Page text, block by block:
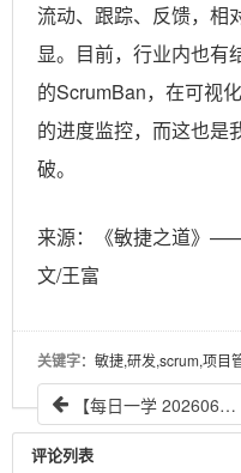
流动、跟踪、反馈，相
显。目前，行业内也有
的ScrumBan，在可视
的进度监控，而这也是
破。
来源：《敏捷之道》
文/王富
关键字：敏捷,研发,scrum,项目
【每日一学 20260605】IPD的核心思想
评论列表